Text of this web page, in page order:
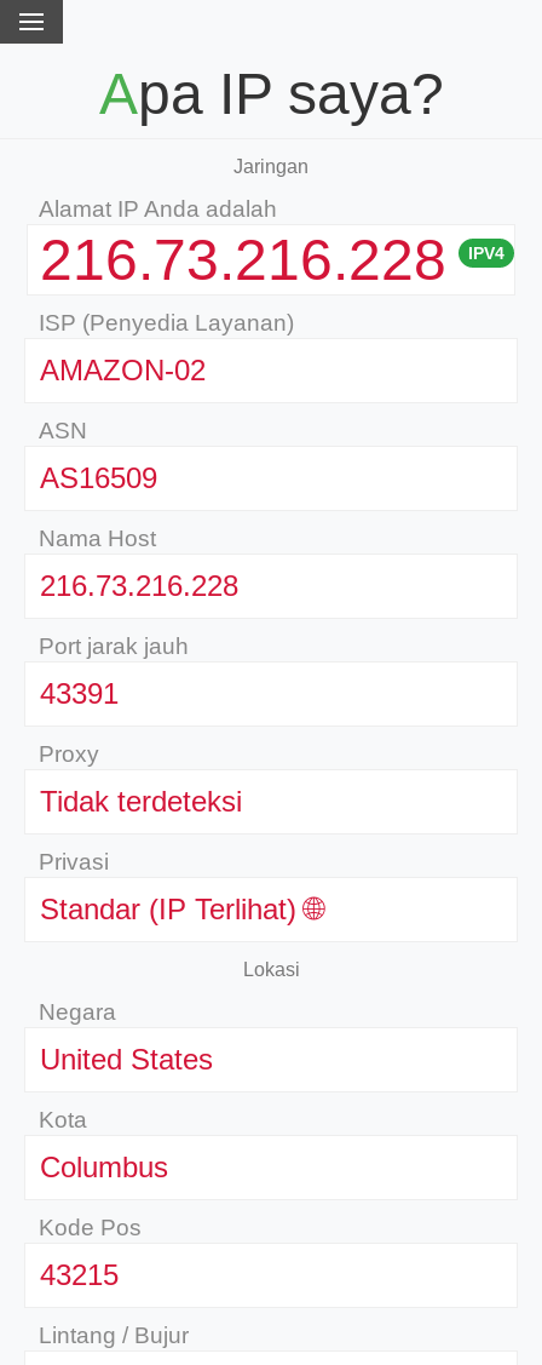
례-1
Apa IP saya?
Jaringan
Alamat IP Anda adalah
216.73.216.228 IPV4
ISP (Penyedia Layanan)
AMAZON-02
ASN
AS16509
Nama Host
216.73.216.228
Port jarak jauh
43391
Proxy
Tidak terdeteksi
Privasi
Standar (IP Terlihat) 🌐
Lokasi
Negara
United States
Kota
Columbus
Kode Pos
43215
Lintang / Bujur